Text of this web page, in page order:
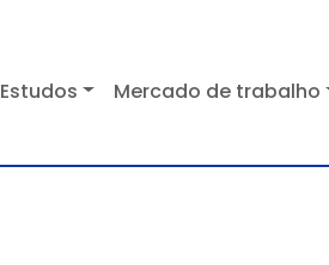
Estudos Mercado de trabalho